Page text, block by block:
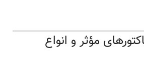
مؤثر و انواع